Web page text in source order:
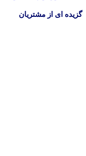
گزیده ای از مشتریان